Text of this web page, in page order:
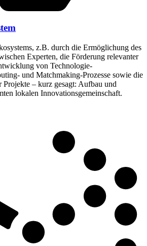
z.B. durch die Ermöglichung des
Experten, die Förderung relevanter
von Technologie-
und Matchmaking-Prozesse sowie die
Projekte – kurz gesagt: Aufbau und
lokalen Innovationsgemeinschaft.